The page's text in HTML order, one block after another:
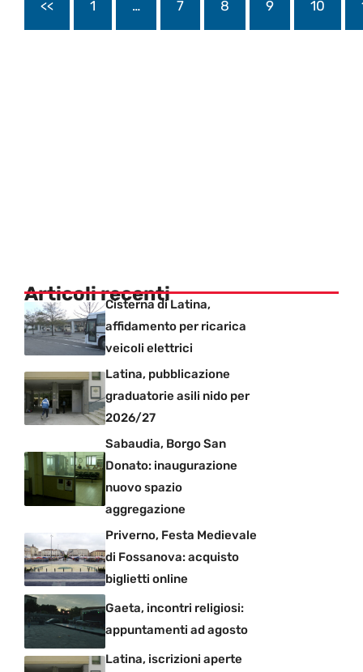
<< 1 … 7 8 9 10
Articoli recenti
Cisterna di Latina,
affidamento per ricarica
veicoli elettrici
Latina, pubblicazione
graduatorie asili nido per
2026/27
Sabaudia, Borgo San
Donato: inaugurazione
nuovo spazio
aggregazione
Priverno, Festa Medievale
di Fossanova: acquisto
biglietti online
Gaeta, incontri religiosi:
appuntamenti ad agosto
Latina, iscrizioni aperte